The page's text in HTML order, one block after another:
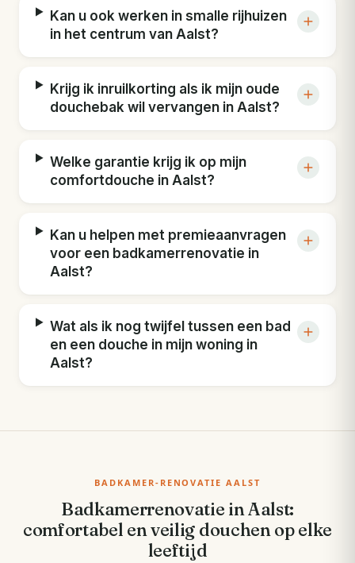
Kan u ook werken in smalle rijhuizen
in het centrum van Aalst?
Krijg ik inruilkorting als ik mijn oude
douchebak wil vervangen in Aalst?
Welke garantie krijg ik op mijn
comfortdouche in Aalst?
Kan u helpen met premieaanvragen
voor een badkamerrenovatie in
Aalst?
Wat als ik nog twijfel tussen een bad
en een douche in mijn woning in
Aalst?
BADKAMER-RENOVATIE AALST
Badkamerrenovatie in Aalst:
comfortabel en veilig douchen op elke
leeftijd